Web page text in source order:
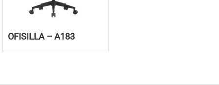
OFISILLA – A183